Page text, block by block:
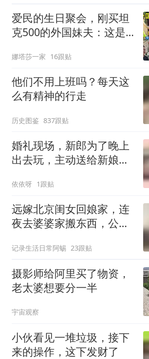
爱民的生日聚会，刚买坦
克500的外国妹夫：这是
娜塔莎一家 16跟贴
他们不用上班吗？每天这
么有精神的行走
历史图鉴 837跟贴
婚礼现场，新郎为了晚上
出去玩，主动送给新娘包
依依呀 1跟贴
远嫁北京闺女回娘家，连
夜去婆婆家搬东西，公公
记录生活日常阿蜴 23跟贴
摄影师给阿里买了物资，
老太婆想要分一半​
宇宙观察
小伙看见一堆垃圾，接下
来的操作，这下发财了